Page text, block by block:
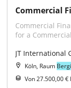
Commercial
Commercial
for a
JT International
Köln, Raum
Von 27.500,00 €